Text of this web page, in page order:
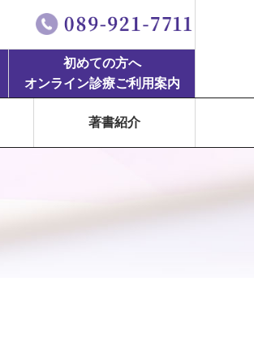
初めての方へ
オンライン診療ご利用案内
著書紹介